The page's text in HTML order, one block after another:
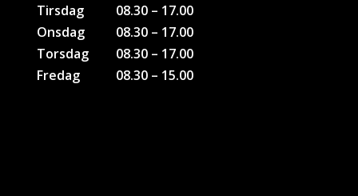
Tirsdag
08.30 – 17.00
Onsdag
08.30 – 17.00
Torsdag
08.30 – 17.00
Fredag
08.30 – 15.00